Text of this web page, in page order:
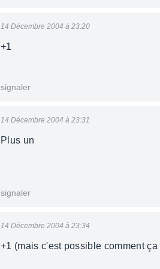
14 Décembre 2004 à 23:20
+1
signaler
14 Décembre 2004 à 23:31
Plus un
signaler
14 Décembre 2004 à 23:34
+1 (mais c'est possible comment ça